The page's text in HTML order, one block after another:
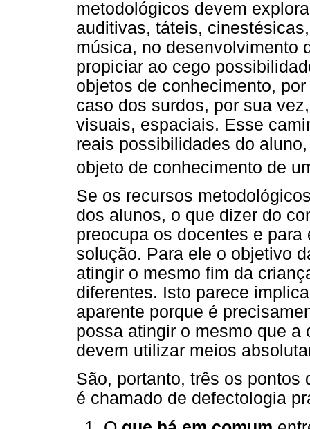
metodológicos devem
auditivas, táteis,
música, no desenvolvimento
propiciar ao cego
objetos de conhecimento,
caso dos surdos, por sua
visuais, espaciais. Esse
reais possibilidades do
objeto de conhecimento de
Se os recursos
dos alunos, o que dizer do
preocupa os docentes e
solução. Para ele o objetivo
atingir o mesmo fim da
diferentes. Isto parece
aparente porque é
possa atingir o mesmo que
devem utilizar meios
São, portanto, três os pontos
é chamado de defectologia